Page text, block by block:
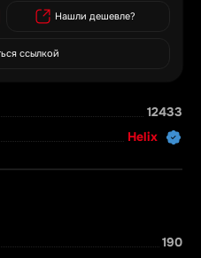
12433
Helix
190
Нашли дешевле?
ссылкой